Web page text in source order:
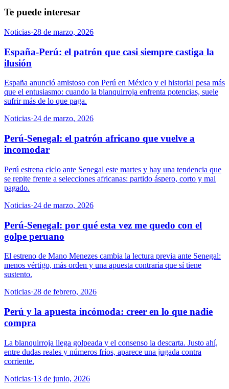
Te puede interesar
Noticias·28 de marzo, 2026
España-Perú: el patrón que casi siempre castiga la
ilusión
España anunció amistoso con Perú en México y el historial pesa más
que el entusiasmo: cuando la blanquirroja enfrenta potencias, suele
sufrir más de lo que paga.
Noticias·24 de marzo, 2026
Perú-Senegal: el patrón africano que vuelve a
incomodar
Perú estrena ciclo ante Senegal este martes y hay una tendencia que
se repite frente a selecciones africanas: partido áspero, corto y mal
pagado.
Noticias·24 de marzo, 2026
Perú-Senegal: por qué esta vez me quedo con el
golpe peruano
El estreno de Mano Menezes cambia la lectura previa ante Senegal:
menos vértigo, más orden y una apuesta contraria que sí tiene
sustento.
Noticias·28 de febrero, 2026
Perú y la apuesta incómoda: creer en lo que nadie
compra
La blanquirroja llega golpeada y el consenso la descarta. Justo ahí,
entre dudas reales y números fríos, aparece una jugada contra
corriente.
Noticias·13 de junio, 2026